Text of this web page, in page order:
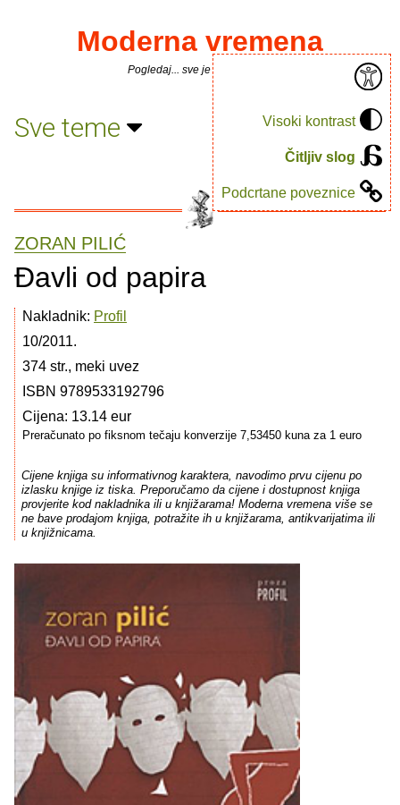
Visoki kontrast
Čitljiv slog
Podcrtane poveznice
Moderna vremena
Pogledaj... sve je puno knjiga.
Sve teme
ZORAN PILIĆ
Ðavli od papira
Nakladnik: Profil
10/2011.
374 str., meki uvez
ISBN 9789533192796
Cijena: 13.14 eur
Preračunato po fiksnom tečaju konverzije 7,53450 kuna za 1 euro
Cijene knjiga su informativnog karaktera, navodimo prvu cijenu po
izlasku knjige iz tiska. Preporučamo da cijene i dostupnost knjiga
provjerite kod nakladnika ili u knjižarama! Moderna vremena više se
ne bave prodajom knjiga, potražite ih u knjižarama, antikvarijatima ili
u knjižnicama.